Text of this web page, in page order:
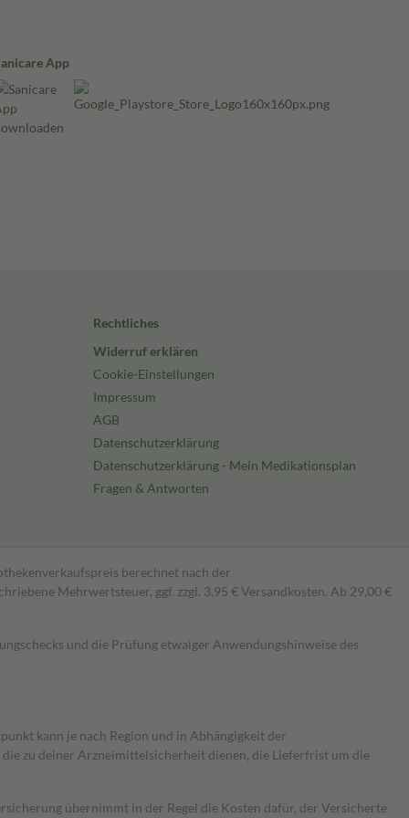
App
Rechtliches
Widerruf erklären
Cookie-Einstellungen
Impressum
AGB
Datenschutzerklärung
Datenschutzerklärung - Mein Medikationsplan
Fragen & Antworten
berechnet nach der
Mehrwertsteuer, ggf. zzgl. 3,95 € Versandkosten. Ab 29,00 €
und die Prüfung etwaiger Anwendungshinweise des
kann je nach Region und in Abhängigkeit der
zu deiner Arzneimittelsicherheit dienen, die Lieferfrist um die
übernimmt in der Regel die Kosten dafür, der Versicherte